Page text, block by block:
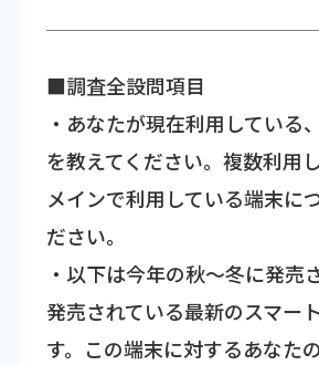
■調査全設問項目
・あなたが現在利用している
を教えてください。複数利用
メインで利用している端末に
ださい。
・以下は今年の秋～冬に発売
発売されている最新のスマー
す。この端末に対するあなた